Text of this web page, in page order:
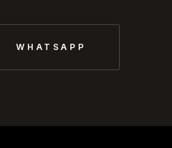
WHATSAPP